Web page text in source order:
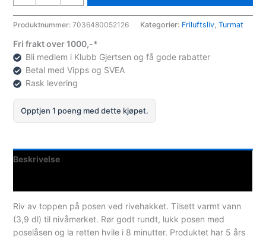
500
Produktnummer:7036480052126 Kategorier: Friluftsliv,Turmat
Fri frakt over 1000,-*
Bli medlem i Klubb Gjertsen og få gode rabatter
Betal med Vipps og SVEA
Rask levering
Opptjen 1 poeng med dette kjøpet.
Beskrivelse
Riv av toppen på posen ved rivehakket. Tilsett varmt vann
(3,9 dl) til nivåmerket. Rør godt rundt, lukk posen med
poselåsen og la retten hvile i 8 minutter. Produktet har 5 års